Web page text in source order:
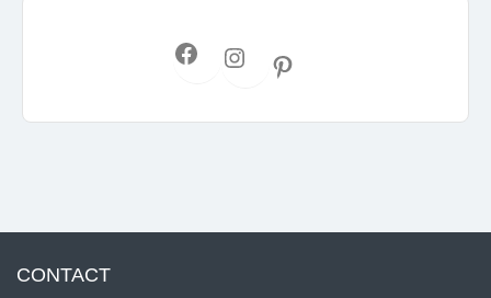
CONTACT